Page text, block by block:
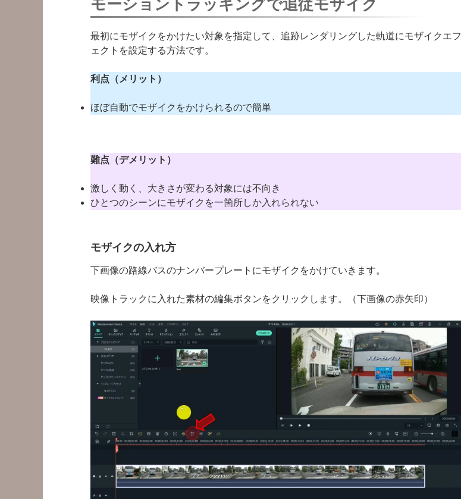
モーショントラッキングで追従モザイク
最初にモザイクをかけたい対象を指定して、追跡レンダリングした軌道にモザイクエフ
ェクトを設定する方法です。
利点（メリット）
ほぼ自動でモザイクをかけられるので簡単
難点（デメリット）
激しく動く、大きさが変わる対象には不向き
ひとつのシーンにモザイクを一箇所しか入れられない
モザイクの入れ方
下画像の路線バスのナンバープレートにモザイクをかけていきます。
映像トラックに入れた素材の編集ボタンをクリックします。（下画像の赤矢印）